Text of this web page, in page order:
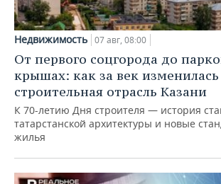
Недвижимость 07 авг, 08:00
От первого соцгорода до
крышах: как за век изменилась
строительная отрасль Казани
К 70-летию Дня строителя — история
татарстанской архитектуры и новые
жилья